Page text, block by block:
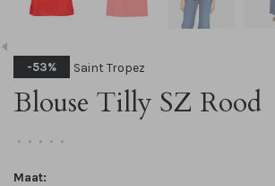
-53% Saint Tropez
Blouse Tilly SZ Rood
• • • • •
Maat: